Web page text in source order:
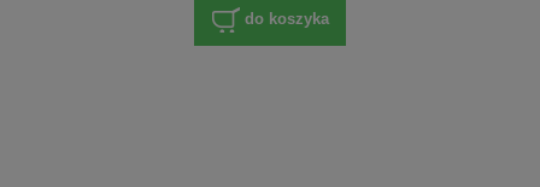
do koszyka